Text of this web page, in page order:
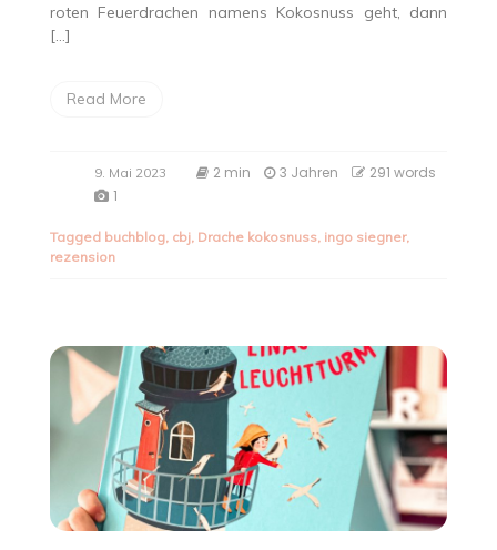
roten Feuerdrachen namens Kokosnuss geht, dann
[…]
Read More
9. Mai 2023 2 min 3 Jahren
291 words
1
Tagged buchblog, cbj, Drache kokosnuss, ingo siegner,
rezension